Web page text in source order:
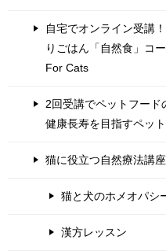
自宅でオンライン受講
りごはん「自然食」コ
For Cats
2回受講でペットフー
健康長寿を目指すペッ
猫に役立つ自然療法講座
猫と犬のホメオパシ
漢方レッスン